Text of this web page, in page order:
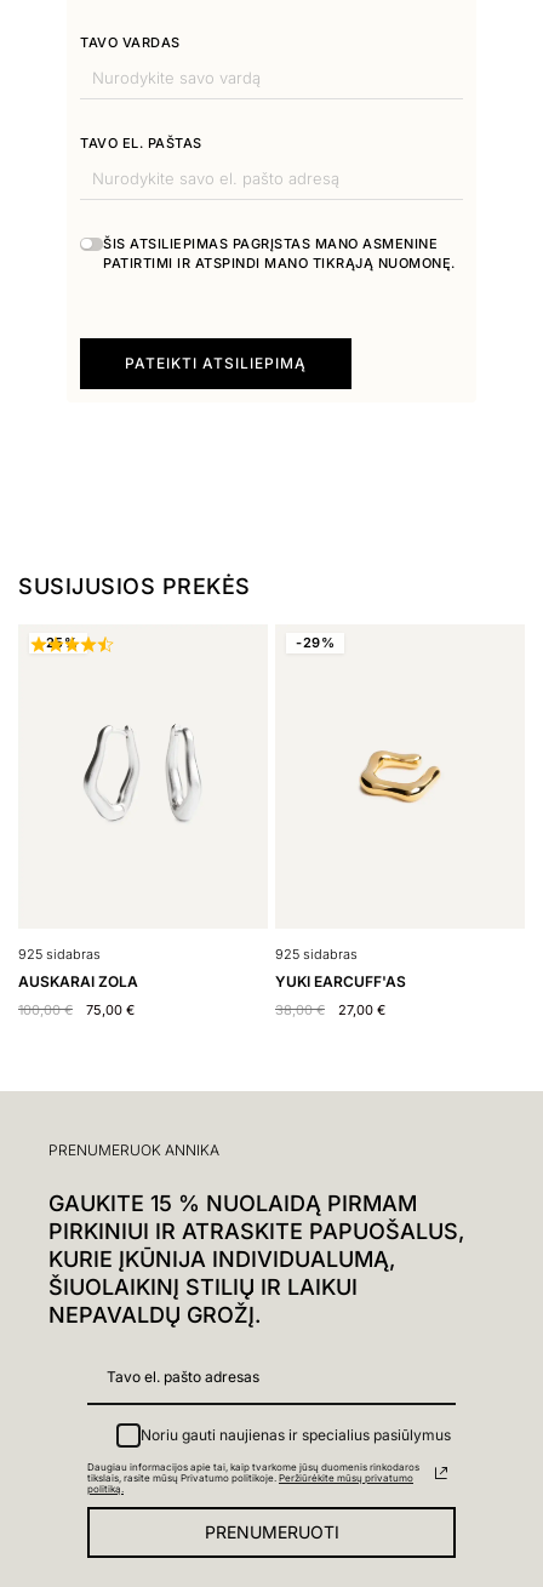
TAVO VARDAS
TAVO EL. PAŠTAS
ŠIS ATSILIEPIMAS PAGRĮSTAS MANO ASMENINE
PATIRTIMI IR ATSPINDI MANO TIKRĄJĄ NUOMONĘ.
PATEIKTI ATSILIEPIMĄ
SUSIJUSIOS PREKĖS
-25%
925 sidabras
AUSKARAI ZOLA
100,00€ 75,00 €
-29%
925 sidabras
YUKI EARCUFF'AS
38,00€ 27,00 €
PRENUMERUOK ANNIKA
GAUKITE 15 % NUOLAIDĄ PIRMAM
PIRKINIUI IR ATRASKITE PAPUOŠALUS,
KURIE ĮKŪNIJA INDIVIDUALUMĄ,
ŠIUOLAIKINĮ STILIŲ IR LAIKUI
NEPAVALDŲ GROŽĮ.
Noriu gauti naujienas ir specialius pasiūlymus
Daugiau informacijos apie tai, kaip tvarkome jūsų duomenis rinkodaros
tikslais, rasite mūsų Privatumo politikoje. Peržiūrėkite mūsų privatumo
politiką.
PRENUMERUOTI